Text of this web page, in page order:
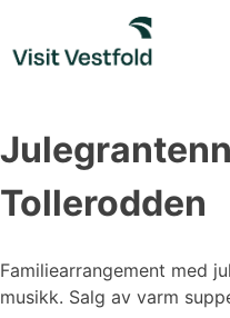
content
Tollerodden
Familiearrangement med
musikk. Salg av varm